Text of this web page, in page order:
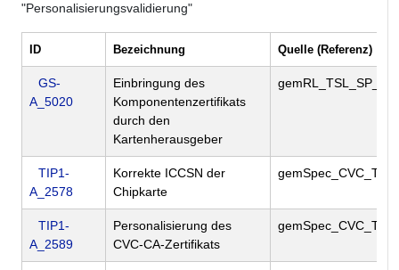
"Personalisierungsvalidierung"
ID Bezeichnung Quelle (Referenz)
GS-
A_5020
Einbringung des
Komponentenzertifikats
durch den
Kartenherausgeber
gemRL_TSL_SP_CP
TIP1-
A_2578
Korrekte ICCSN der
Chipkarte
gemSpec_CVC_TSP
TIP1-
A_2589
Personalisierung des
CVC-CA-Zertifikats
gemSpec_CVC_TSP